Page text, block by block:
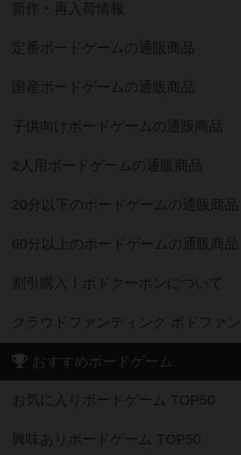
新作・再入荷情報
定番ボードゲームの通販商品
国産ボードゲームの通販商品
子供向けボードゲームの通販商品
2人用ボードゲームの通販商品
20分以下のボードゲームの通販商品
60分以上のボードゲームの通販商品
割引購入！ボドクーポンについて
クラウドファンディング ボドファン
おすすめボードゲーム
お気に入りボードゲーム TOP50
興味ありボードゲーム TOP50